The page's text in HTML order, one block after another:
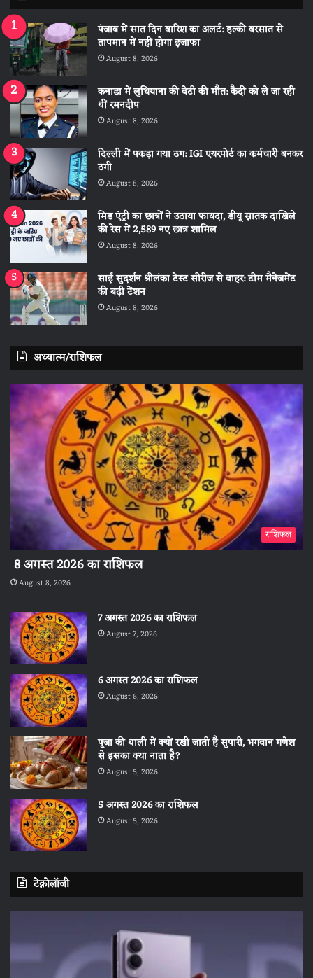
पंजाब में सात दिन बारिश का अलर्ट: हल्की बरसात से
तापमान में नहीं होगा इजाफा
August 8, 2026
कनाडा में लुधियाना की बेटी की माैत: कैदी को ले जा रही
थीं रमनदीप
August 8, 2026
दिल्ली में पकड़ा गया ठग: IGI एयरपोर्ट का कर्मचारी बनकर
ठगी
August 8, 2026
मिड एंट्री का छात्रों ने उठाया फायदा, डीयू स्नातक दाखिले
की रेस में 2,589 नए छात्र शामिल
August 8, 2026
साई सुदर्शन श्रीलंका टेस्ट सीरीज से बाहर: टीम मैनेजमेंट
की बढ़ी टेंशन
August 8, 2026
अध्यात्म/राशिफल
राशिफल
8 अगस्त 2026 का राशिफल
August 8, 2026
7 अगस्त 2026 का राशिफल
August 7, 2026
6 अगस्त 2026 का राशिफल
August 6, 2026
पूजा की थाली में क्यों रखी जाती है सुपारी, भगवान गणेश
से इसका क्या नाता है?
August 5, 2026
5 अगस्त 2026 का राशिफल
August 5, 2026
टेक्नोलॉजी